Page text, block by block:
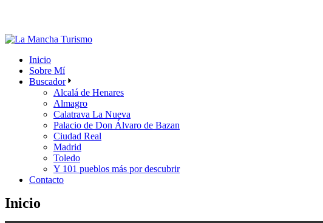
Inicio
Sobre Mí
Buscador
Alcalá de Henares
Almagro
Calatrava La Nueva
Palacio de Don Álvaro de Bazan
Ciudad Real
Madrid
Toledo
Y 101 pueblos más por descubrir
Contacto
Inicio